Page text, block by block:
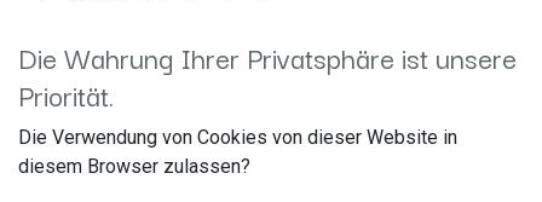
Audio System Mfit VW T6 EVO2
Hersteller: Audio System
Artikelnummer:
Die Wahrung Ihrer Privatsphäre ist unsere
Priorität.
Die Verwendung von Cookies von dieser Website in
diesem Browser zulassen?